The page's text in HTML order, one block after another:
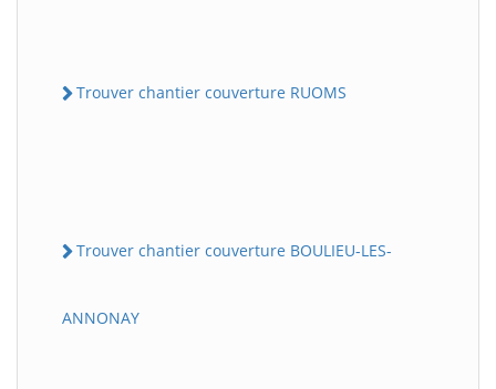
Trouver chantier couverture RUOMS
Trouver chantier couverture BOULIEU-LES-
ANNONAY